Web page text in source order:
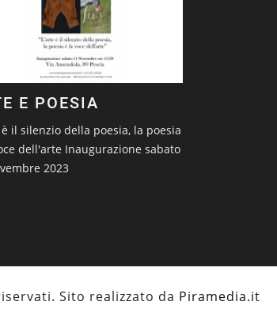
E POESIA
il silenzio della poesia, la poesia
dell'arte Inaugurazione sabato
2023
Sito realizzato da Piramedia.it